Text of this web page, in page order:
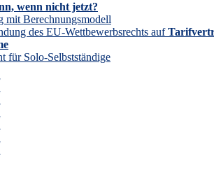
wenn nicht jetzt?
mit Berechnungsmodell
des EU-Wettbewerbsrechts auf
für Solo-Selbstständige